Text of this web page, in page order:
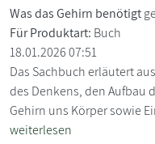
Was das Gehirn benötigt
Für Produktart: Buch
18.01.2026 07:51
Das Sachbuch erläutert
des Denkens, den Aufbau
Gehirn uns Körper sowie
weiterlesen